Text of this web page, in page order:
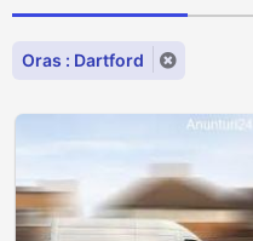
Oras : Dartford